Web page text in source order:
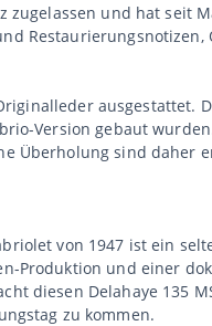
zugelassen und hat seit
ausgestattet.
Version gebaut
Überholung sind daher
von 1947 ist ein
Produktion und einer
diesen Delahaye 135
zu kommen.